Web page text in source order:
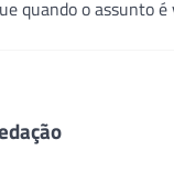
quando o assunto